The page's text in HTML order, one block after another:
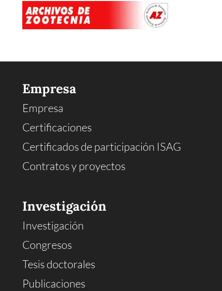
Empresa
Empresa
Certificaciones
Certificados de participación ISAG
Contratos y proyectos
Investigación
Investigación
Congresos
Tesis doctorales
Publicaciones